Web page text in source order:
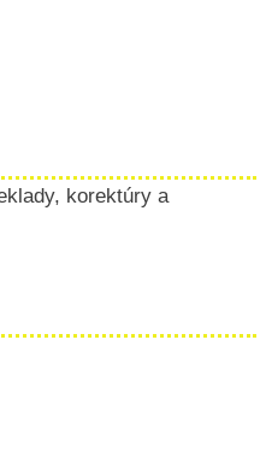
korektúry a